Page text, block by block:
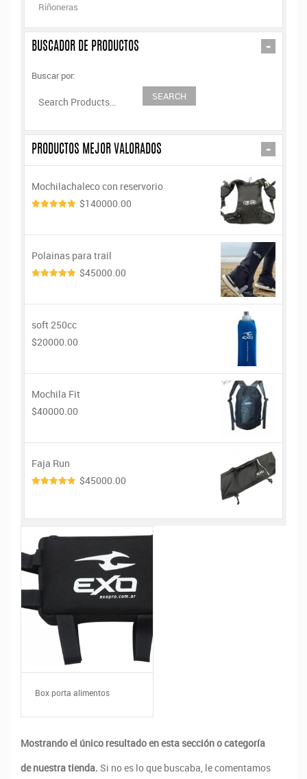
Riñoneras
-
BUSCADOR DE PRODUCTOS
Buscar por:
-
PRODUCTOS MEJOR VALORADOS
Mochilachaleco con reservorio
$140000.00
Polainas para trail
$45000.00
soft 250cc
$20000.00
Mochila Fit
$40000.00
Faja Run
$45000.00
Box porta alimentos
Mostrando el único resultado en esta sección o categoría
de nuestra tienda. Si no es lo que buscaba, le comentamos